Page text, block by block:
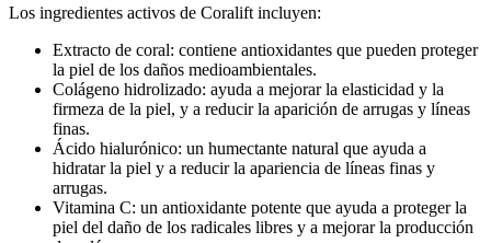
Los ingredientes activos de Coralift incluyen:
Extracto de coral: contiene antioxidantes que pueden proteger
la piel de los daños medioambientales.
Colágeno hidrolizado: ayuda a mejorar la elasticidad y la
firmeza de la piel, y a reducir la aparición de arrugas y líneas
finas.
Ácido hialurónico: un humectante natural que ayuda a
hidratar la piel y a reducir la apariencia de líneas finas y
arrugas.
Vitamina C: un antioxidante potente que ayuda a proteger la
piel del daño de los radicales libres y a mejorar la producción